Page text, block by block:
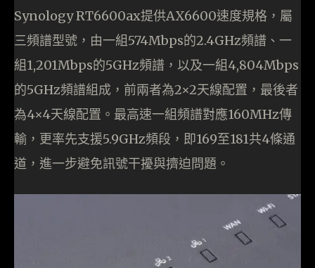
Synology RT6600ax提供AX6600速度規格，屬
三頻譜型號，由一組574Mbps的2.4GHz頻譜、一
組1,201Mbps的5GHz頻譜，以及一組4,804Mbps
的5GHz頻譜組成，前兩者為2×2天線配置，最後者
為4×4天線配置。最高速一組頻譜對應160MHz傳
輸，更率先支援5.9GHz頻段，即169至181共4條通
道，進一步避免訊號干擾與擠迫問題。